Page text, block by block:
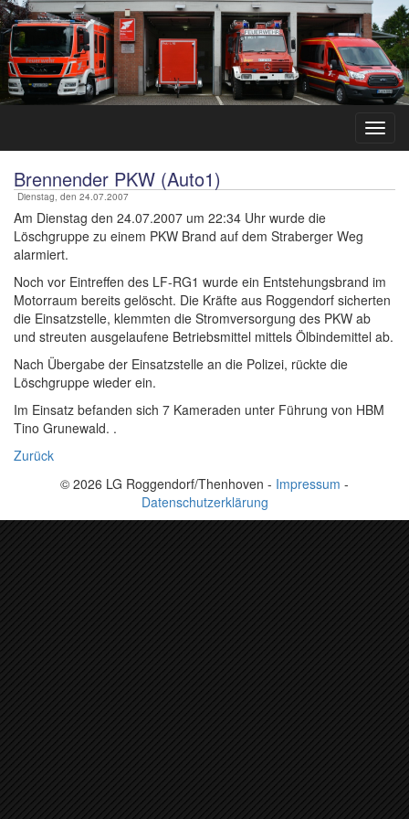
Brennender PKW (Auto1)
Dienstag, den 24.07.2007
Am Dienstag den 24.07.2007 um 22:34 Uhr wurde die
Löschgruppe zu einem PKW Brand auf dem Straberger Weg
alarmiert.
Noch vor Eintreffen des LF-RG1 wurde ein Entstehungsbrand im
Motorraum bereits gelöscht. Die Kräfte aus Roggendorf sicherten
die Einsatzstelle, klemmten die Stromversorgung des PKW ab
und streuten ausgelaufene Betriebsmittel mittels Ölbindemittel ab.
Nach Übergabe der Einsatzstelle an die Polizei, rückte die
Löschgruppe wieder ein.
Im Einsatz befanden sich 7 Kameraden unter Führung von HBM
Tino Grunewald. .
Zurück
© 2026 LG Roggendorf/Thenhoven - Impressum -
Datenschutzerklärung